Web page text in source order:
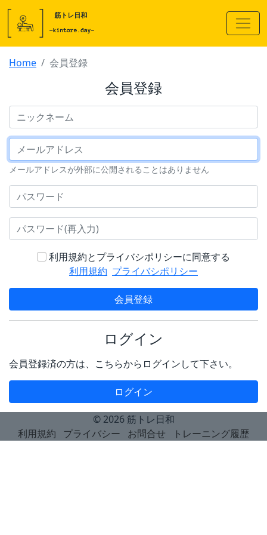
Home 会員登録
会員登録
メールアドレスが外部に公開されることはありません
利用規約とプライバシポリシーに同意する
利用規約 プライバシポリシー
会員登録
ログイン
会員登録済の方は、こちらからログインして下さい。
ログイン
© 2026 筋トレ日和
利用規約
プライバシー お問合せ トレーニング履歴